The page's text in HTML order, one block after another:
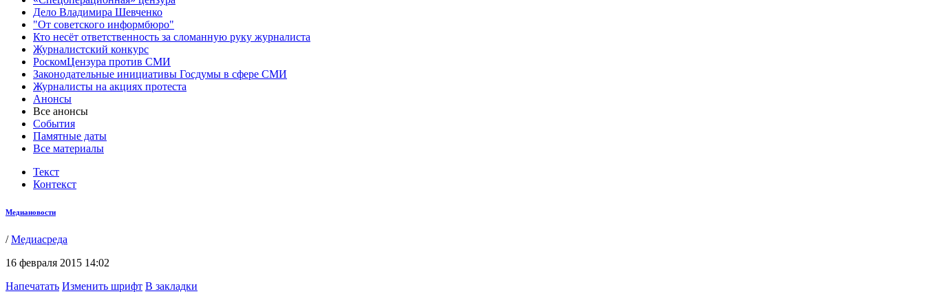
Дело Владимира Шевченко
"От советского информбюро"
Кто несёт ответственность за сломанную руку журналиста
Журналистский конкурс
РоскомЦензура против СМИ
Законодательные инициативы Госдумы в сфере СМИ
Журналисты на акциях протеста
Анонсы
Все анонсы
События
Памятные даты
Все материалы
Текст
Контекст
Медиановости
/Медиасреда
16 февраля 2015 14:02
Напечатать Изменить шрифт В закладки